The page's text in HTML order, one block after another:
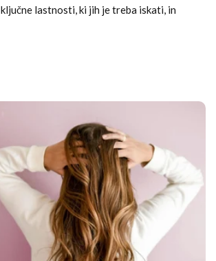
lastnosti, ki jih je treba iskati, in